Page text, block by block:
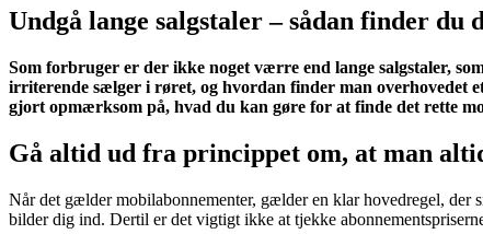
Undgå lange salgstaler – sådan finder du
Som forbruger er der ikke noget værre end lange salgstaler,
irriterende sælger i røret, og hvordan finder man overhovedet
gjort opmærksom på, hvad du kan gøre for at finde det rette
Gå altid ud fra princippet om, at man
Når det gælder mobilabonnementer, gælder en klar hovedregel, der
bilder dig ind. Dertil er det vigtigt ikke at tjekke